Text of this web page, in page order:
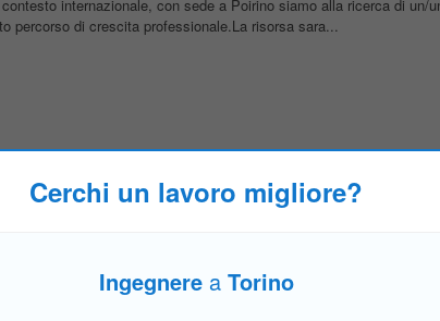
internazionale, con sede a Poirino siamo alla ricerca di un/
percorso di crescita professionale.La risorsa sara...
S.p.A. Società Benefit, importante società operante nel settore
Senior da inserire nel proprio team tecnico per la gestione...
Cerchi un lavoro migliore?
Ingegnerea Torino